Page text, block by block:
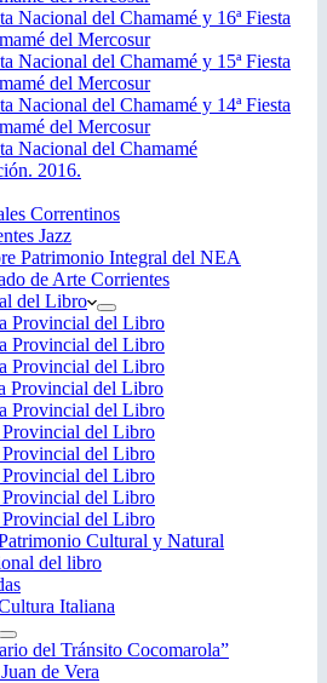
Nacional del Chamamé y 16ª Fiesta
del Mercosur
Nacional del Chamamé y 15ª Fiesta
del Mercosur
Nacional del Chamamé y 14ª Fiesta
del Mercosur
Nacional del Chamamé
2016.
Correntinos
Jazz
Patrimonio Integral del NEA
de Arte Corrientes
del Libro
Provincial del Libro
Provincial del Libro
Provincial del Libro
Provincial del Libro
Provincial del Libro
Provincial del Libro
Provincial del Libro
Provincial del Libro
Provincial del Libro
Provincial del Libro
Cultural y Natural
del libro
Italiana
del Tránsito Cocomarola”
de Vera